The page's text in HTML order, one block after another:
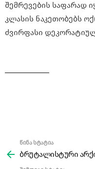
შემრევების საფარად
კლასის ნაკეთობებს
ძვირფასი
more
წინა სტატია
ბრუტალისტური